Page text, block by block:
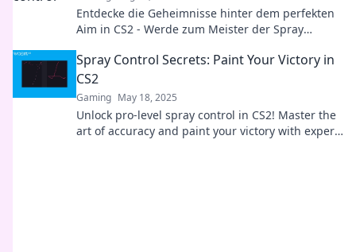
Entdecke die Geheimnisse hinter dem perfekten
Aim in CS2 - Werde zum Meister der Spray
Spray Control Secrets: Paint Your Victory in
CS2
Gaming May 18, 2025
Unlock pro-level spray control in CS2! Master the
art of accuracy and paint your victory with expert